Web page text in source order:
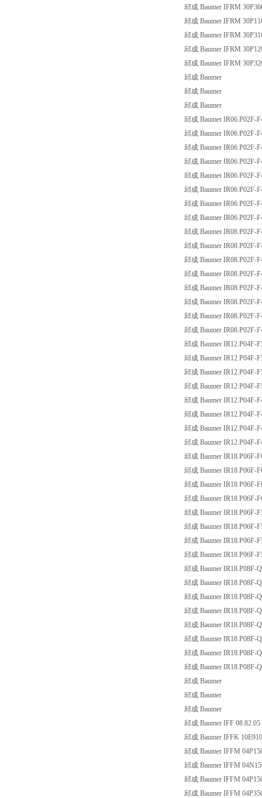
邱成 Baumer IFRM
邱成 Baumer IFRM
邱成 Baumer IFRM
邱成 Baumer IFRM
邱成 Baumer IFRM
邱成 Baumer
邱成 Baumer
邱成 Baumer
邱成 Baumer IR06.P02F-
邱成 Baumer IR06.P02F-
邱成 Baumer IR06.P02F-
邱成 Baumer IR06.P02F-
邱成 Baumer IR06.P02F-
邱成 Baumer IR06.P02F-
邱成 Baumer IR06.P02F-
邱成 Baumer IR06.P02F-
邱成 Baumer IR08.P02F-
邱成 Baumer IR08.P02F-
邱成 Baumer IR08.P02F-
邱成 Baumer IR08.P02F-
邱成 Baumer IR08.P02F-
邱成 Baumer IR08.P02F-
邱成 Baumer IR08.P02F-
邱成 Baumer IR08.P02F-
邱成 Baumer IR12.P04F-
邱成 Baumer IR12.P04F-
邱成 Baumer IR12.P04F-
邱成 Baumer IR12.P04F-
邱成 Baumer IR12.P04F-
邱成 Baumer IR12.P04F-
邱成 Baumer IR12.P04F-
邱成 Baumer IR12.P04F-
邱成 Baumer IR18.P06F-
邱成 Baumer IR18.P06F-
邱成 Baumer IR18.P06F-
邱成 Baumer IR18.P06F-
邱成 Baumer IR18.P06F-
邱成 Baumer IR18.P06F-
邱成 Baumer IR18.P06F-
邱成 Baumer IR18.P06F-
邱成 Baumer IR18.P08F-
邱成 Baumer IR18.P08F-
邱成 Baumer IR18.P08F-
邱成 Baumer IR18.P08F-
邱成 Baumer IR18.P08F-
邱成 Baumer IR18.P08F-
邱成 Baumer IR18.P08F-
邱成 Baumer IR18.P08F-
邱成 Baumer
邱成 Baumer
邱成 Baumer
邱成 Baumer IFF 08.82.05
邱成 Baumer IFFK
邱成 Baumer IFFM
邱成 Baumer IFFM
邱成 Baumer IFFM
邱成 Baumer IFFM